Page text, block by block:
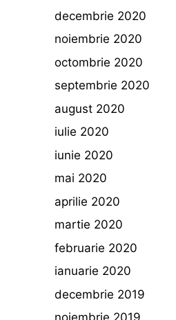
decembrie 2020
noiembrie 2020
octombrie 2020
septembrie 2020
august 2020
iulie 2020
iunie 2020
mai 2020
aprilie 2020
martie 2020
februarie 2020
ianuarie 2020
decembrie 2019
noiembrie 2019